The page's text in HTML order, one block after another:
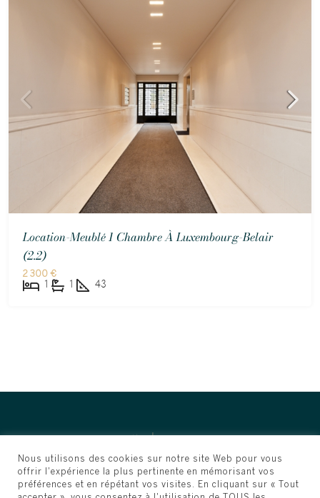
Location-Meublé 1 Chambre À Luxembourg-Belair
(2.2)
2 300 €
1 1 43
Nous utilisons des cookies sur notre site Web pour vous
offrir l'expérience la plus pertinente en mémorisant vos
préférences et en répétant vos visites. En cliquant sur « Tout